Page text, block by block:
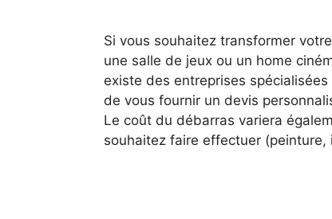
Si vous souhaitez transformer
une salle de jeux ou un home
existe des entreprises
de vous fournir un devis
Le coût du débarras variera
souhaitez faire effectuer (peinture,